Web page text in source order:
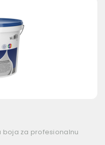
boja za profesionalnu